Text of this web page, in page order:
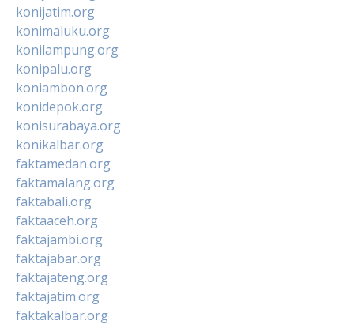
konijatim.org
konimaluku.org
konilampung.org
konipalu.org
koniambon.org
konidepok.org
konisurabaya.org
konikalbar.org
faktamedan.org
faktamalang.org
faktabali.org
faktaaceh.org
faktajambi.org
faktajabar.org
faktajateng.org
faktajatim.org
faktakalbar.org